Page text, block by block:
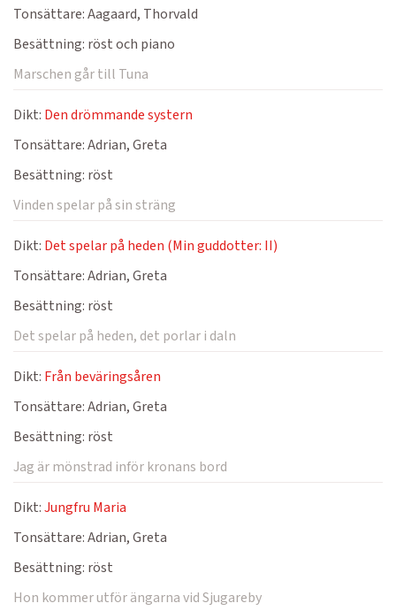
Tonsättare:Aagaard, Thorvald
Besättning: röst och piano
Marschen går till Tuna
Dikt: Den drömmande systern
Tonsättare:Adrian, Greta
Besättning: röst
Vinden spelar på sin sträng
Dikt: Det spelar på heden (Min guddotter: II)
Tonsättare:Adrian, Greta
Besättning: röst
Det spelar på heden, det porlar i daln
Dikt: Från beväringsåren
Tonsättare:Adrian, Greta
Besättning: röst
Jag är mönstrad inför kronans bord
Dikt:Jungfru Maria
Tonsättare:Adrian, Greta
Besättning: röst
Hon kommer utför ängarna vid Sjugareby